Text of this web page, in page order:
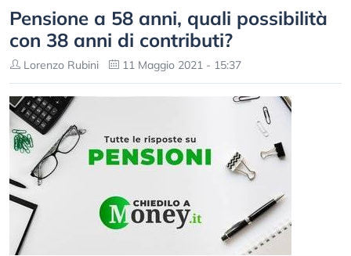
Pensione a 58 anni, quali possibilità
con 38 anni di contributi?
Lorenzo Rubini 11 Maggio 2021 - 15:37